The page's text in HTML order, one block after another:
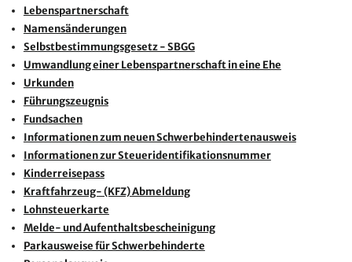
Lebenspartnerschaft
Namensänderungen
Selbstbestimmungsgesetz - SBGG
Umwandlung einer Lebenspartnerschaft in eine Ehe
Urkunden
Führungszeugnis
Fundsachen
Informationen zum neuen Schwerbehindertenausweis
Informationen zur Steueridentifikationsnummer
Kinderreisepass
Kraftfahrzeug- (KFZ) Abmeldung
Lohnsteuerkarte
Melde- und Aufenthaltsbescheinigung
Parkausweise für Schwerbehinderte